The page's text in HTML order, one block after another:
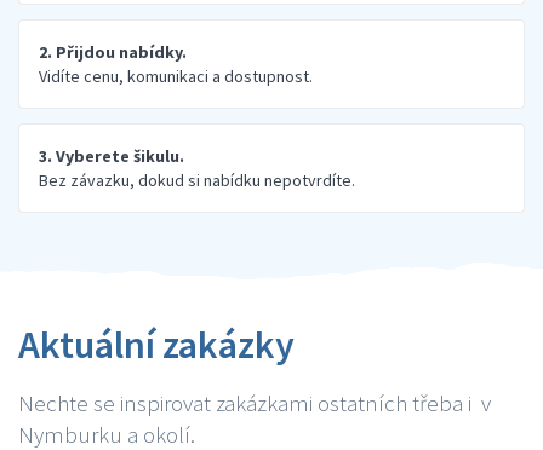
2. Přijdou nabídky.
Vidíte cenu, komunikaci a dostupnost.
3. Vyberete šikulu.
Bez závazku, dokud si nabídku nepotvrdíte.
Aktuální zakázky
Nechte se inspirovat zakázkami ostatních třeba i v
Nymburku a okolí.